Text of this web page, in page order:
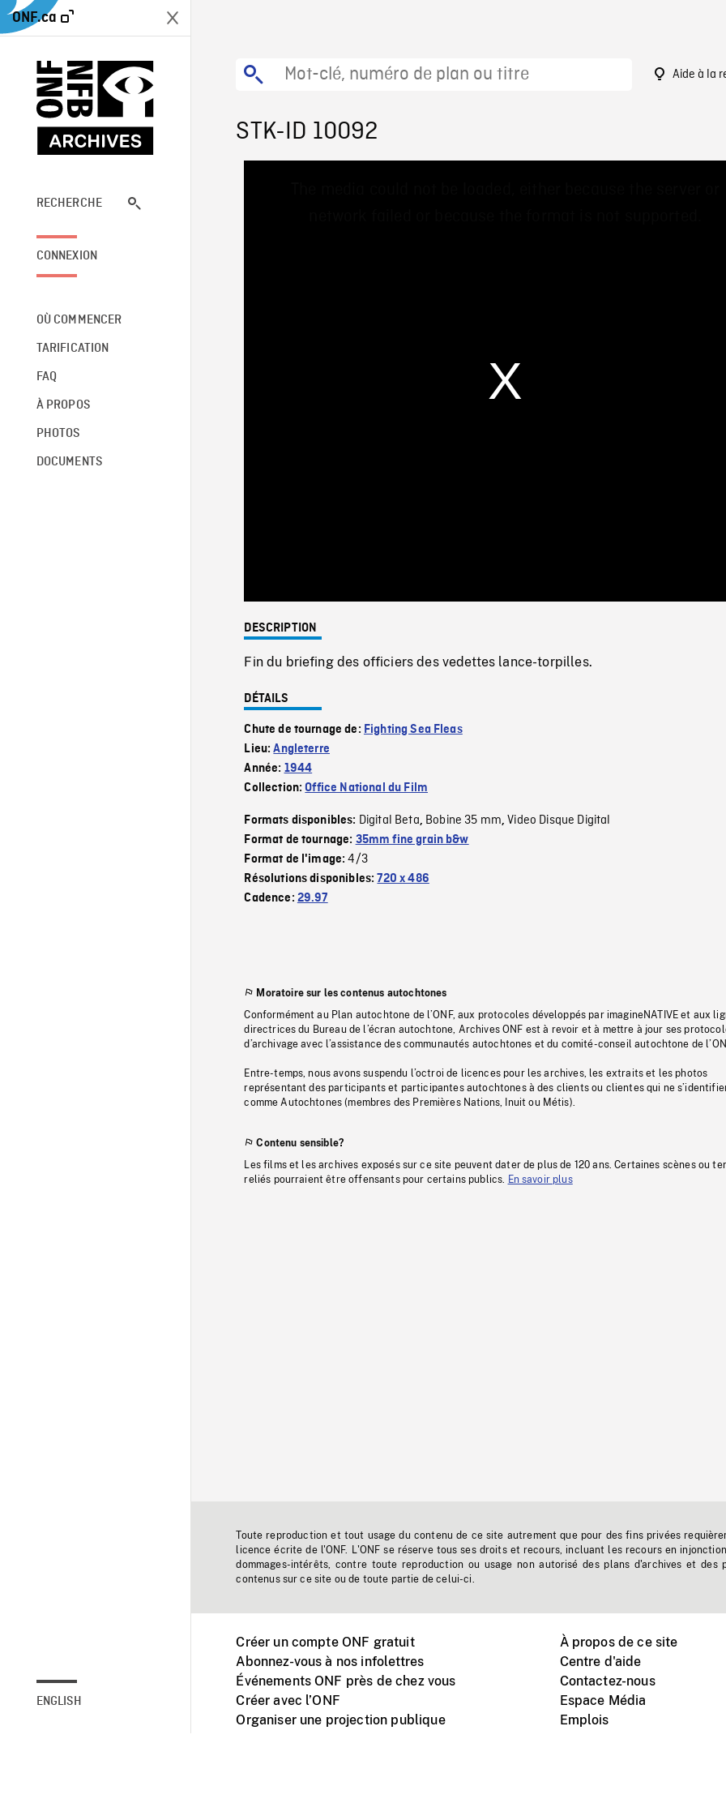
ONF.ca
RECHERCHE
CONNEXION
OÙ COMMENCER
TARIFICATION
FAQ
À PROPOS
PHOTOS
DOCUMENTS
ENGLISH
Aide à la
STK-ID 10092
0%
DESCRIPTION
Fin du briefing des officiers des vedettes lance-torpilles.
DÉTAILS
Chute de tournage de: Fighting Sea Fleas
Lieu:Angleterre
Année: 1944
Collection:Office National du Film
Formats disponibles: Digital Beta, Bobine 35 mm,Video Disque Digital
Format de tournage: 35mm fine grain b&w
Format de l'image:4/3
Résolutions disponibles:720 x 486
Cadence: 29.97
Moratoire sur les contenus autochtones
Conformément au Plan autochtone de l’ONF, aux protocoles développés par imagineNATIVE et aux
directrices du Bureau de l’écran autochtone, Archives ONF est à revoir et à mettre à jour ses
d’archivage avec l’assistance des communautés autochtones et du comité-conseil autochtone de
Entre-temps, nous avons suspendu l’octroi de licences pour les archives, les extraits et les photos
représentant des participants et participantes autochtones à des clients ou clientes qui ne
comme Autochtones (membres des Premières Nations, Inuit ou Métis).
Contenu sensible?
Les films et les archives exposés sur ce site peuvent dater de plus de 120 ans. Certaines scènes ou
reliés pourraient être offensants pour certains publics.
En savoir plus
Toute reproduction et tout usage du contenu de ce site autrement que pour des fins privées
licence écrite de l'ONF. L'ONF se réserve tous ses droits et recours, incluant les recours en
dommages-intérêts, contre toute reproduction ou usage non autorisé des plans d'archives et des
contenus sur ce site ou de toute partie de celui-ci.
Créer un compte ONF gratuit
Abonnez-vous à nos infolettres
Événements ONF près de chez vous
Créer avec l’ONF
Organiser une projection publique
À propos de ce site
Centre d'aide
Contactez-nous
Espace Média
Emplois